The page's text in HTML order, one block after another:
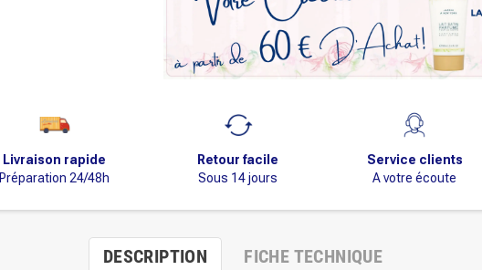
Livraison rapide
Préparation 24/48h
Retour facile
Sous 14 jours
Service clients
A votre écoute
DESCRIPTION FICHE TECHNIQUE